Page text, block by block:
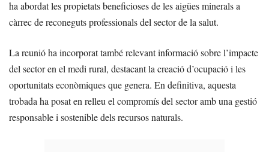
ha abordat les propietats beneficioses de les aigües minerals a
càrrec de reconeguts professionals del sector de la salut.
La reunió ha incorporat també relevant informació sobre l’impacte
del sector en el medi rural, destacant la creació d’ocupació i les
oportunitats econòmiques que genera. En definitiva, aquesta
trobada ha posat en relleu el compromís del sector amb una gestió
responsable i sostenible dels recursos naturals.